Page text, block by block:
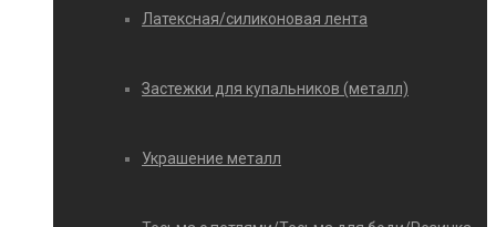
Латексная/силиконовая лента
Застежки для купальников (металл)
Украшение металл